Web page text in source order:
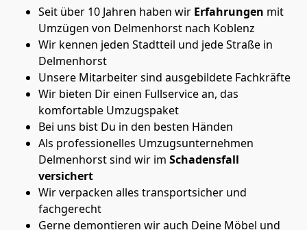
Seit über 10 Jahren haben wir Erfahrungen mit
Umzügen von Delmenhorst nach Koblenz
Wir kennen jeden Stadtteil und jede Straße in
Delmenhorst
Unsere Mitarbeiter sind ausgebildete Fachkräfte
Wir bieten Dir einen Fullservice an, das
komfortable Umzugspaket
Bei uns bist Du in den besten Händen
Als professionelles Umzugsunternehmen
Delmenhorst sind wir im Schadensfall
versichert
Wir verpacken alles transportsicher und
fachgerecht
Gerne demontieren wir auch Deine Möbel und